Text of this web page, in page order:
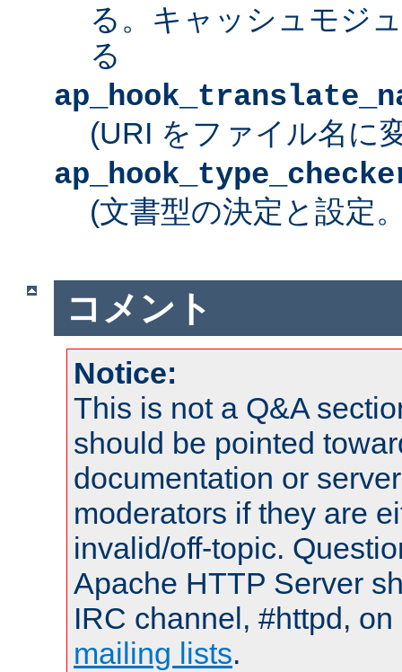
る。キャッシュモジ
る
(URI をファイル名に
(文書型の決定と設定
コメント
Notice:
This is not a Q&A
should be pointed
documentation or
moderators if they are
invalid/off-topic.
Apache HTTP Server
IRC channel, #httpd,
mailing lists.